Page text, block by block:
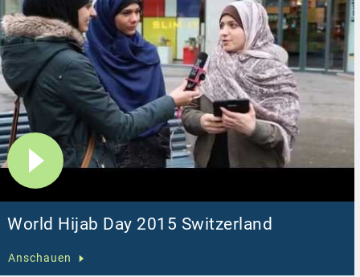
World Hijab Day 2015 Switzerland
Anschauen